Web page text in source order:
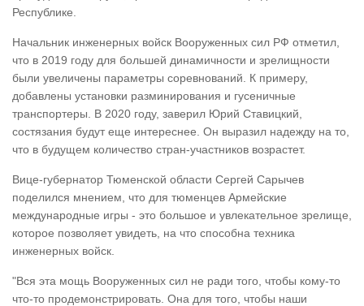
Республике.
Начальник инженерных войск Вооруженных сил РФ отметил,
что в 2019 году для большей динамичности и зрелищности
были увеличены параметры соревнований. К примеру,
добавлены установки разминирования и гусеничные
транспортеры. В 2020 году, заверил Юрий Ставицкий,
состязания будут еще интереснее. Он выразил надежду на то,
что в будущем количество стран-участников возрастет.
Вице-губернатор Тюменской области Сергей Сарычев
поделился мнением, что для тюменцев Армейские
международные игры - это большое и увлекательное зрелище,
которое позволяет увидеть, на что способна техника
инженерных войск.
"Вся эта мощь Вооруженных сил не ради того, чтобы кому-то
что-то продемонстрировать. Она для того, чтобы наши